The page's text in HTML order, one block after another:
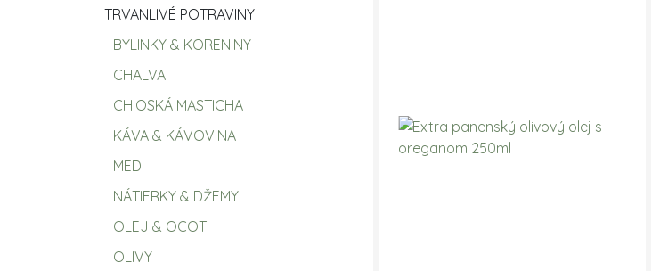
TRVANLIVÉ POTRAVINY
BYLINKY & KORENINY
CHALVA
CHIOSKÁ MASTICHA
KÁVA & KÁVOVINA
MED
NÁTIERKY & DŽEMY
OLEJ & OCOT
OLIVY